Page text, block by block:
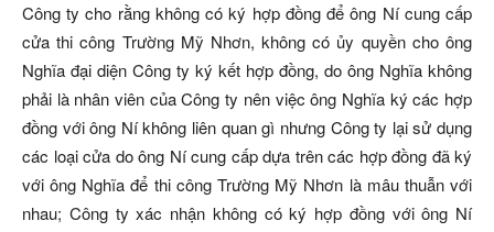
Công ty cho rằng không có ký hợp đồng để ông Ní cung cấp
cửa thi công Trường Mỹ Nhơn, không có ủy quyền cho ông
Nghĩa đại diện Công ty ký kết hợp đồng, do ông Nghĩa không
phải là nhân viên của Công ty nên việc ông Nghĩa ký các hợp
đồng với ông Ní không liên quan gì nhưng Công ty lại sử dụng
các loại cửa do ông Ní cung cấp dựa trên các hợp đồng đã ký
với ông Nghĩa để thi công Trường Mỹ Nhơn là mâu thuẫn với
nhau; Công ty xác nhận không có ký hợp đồng với ông Ní